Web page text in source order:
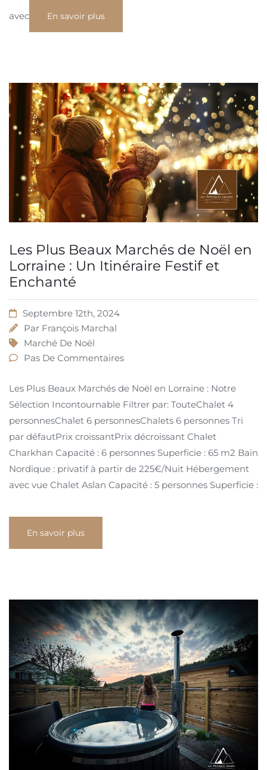
avec En savoir plus
Les Plus Beaux Marchés de Noël en
Lorraine : Un Itinéraire Festif et
Enchanté
Septembre 12th, 2024
Par François Marchal
Marché De Noël
Pas De Commentaires
Les Plus Beaux Marchés de Noël en Lorraine : Notre
Sélection Incontournable Filtrer par: TouteChalet 4
personnesChalet 6 personnesChalets 6 personnes Tri
par défautPrix ​​croissantPrix décroissant Chalet
Charkhan Capacité : 6 personnes Superficie : 65 m2 Bain
Nordique : privatif à partir de 225€/Nuit Hébergement
avec vue Chalet Aslan Capacité : 5 personnes Superficie :
En savoir plus